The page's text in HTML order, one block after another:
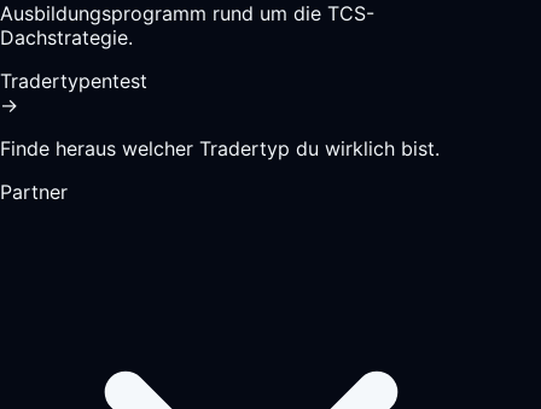
Ausbildungsprogramm rund um die TCS-
Dachstrategie.
Tradertypentest
→
Finde heraus welcher Tradertyp du wirklich bist.
Partner